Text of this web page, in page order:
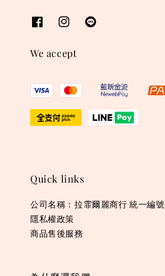
We accept
Quick links
公司名稱：拉霏爾麗商行 統一編號
隱私權政策
商品售後服務